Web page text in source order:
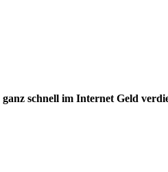
ganz schnell im Internet Geld